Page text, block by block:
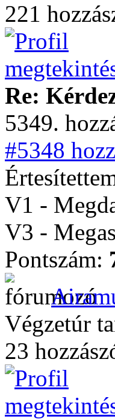
221
Re:
5349.
#5348
V1 -
V3 -
Pontszám:
Végzetúr
23